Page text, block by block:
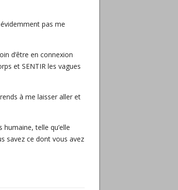
pas me
d’être en connexion
et SENTIR les vagues
à me laisser aller et
telle qu’elle
savez ce dont vous avez